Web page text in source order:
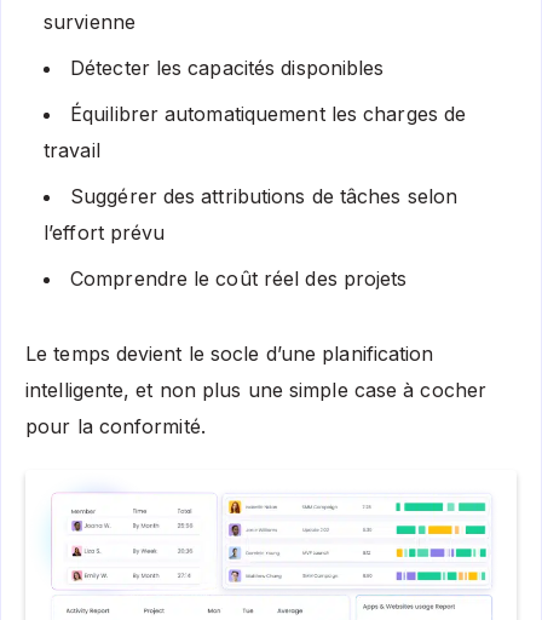
survienne
Détecter les capacités disponibles
Équilibrer automatiquement les charges de
travail
Suggérer des attributions de tâches selon
l’effort prévu
Comprendre le coût réel des projets
Le temps devient le socle d’une planification
intelligente, et non plus une simple case à cocher
pour la conformité.